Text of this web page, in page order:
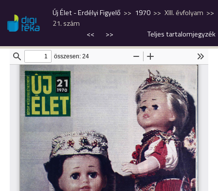
Új Élet - Erdélyi Figyelő 1970
XIII. évfolyam
21. szám
<<
>> Teljes tartalomjegyzék